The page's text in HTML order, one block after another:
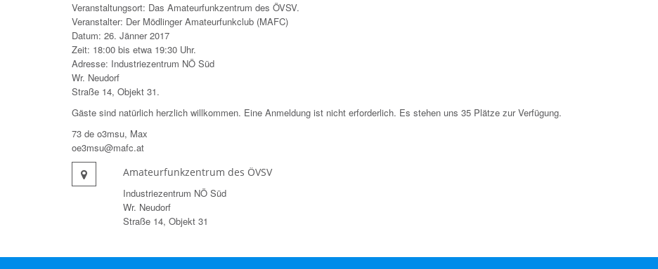
Veranstaltungsort: Das Amateurfunkzentrum des ÖVSV.
Veranstalter: Der Mödlinger Amateurfunkclub (MAFC)
Datum: 26. Jänner 2017
Zeit: 18:00 bis etwa 19:30 Uhr.
Adresse: Industriezentrum NÖ Süd
Wr. Neudorf
Straße 14, Objekt 31.
Gäste sind natürlich herzlich willkommen. Eine Anmeldung ist nicht erforderlich. Es stehen uns 35 Plätze zur Verfügung.
73 de o3msu, Max
oe3msu@mafc.at
Amateurfunkzentrum des ÖVSV
Industriezentrum NÖ Süd
Wr. Neudorf
Straße 14, Objekt 31